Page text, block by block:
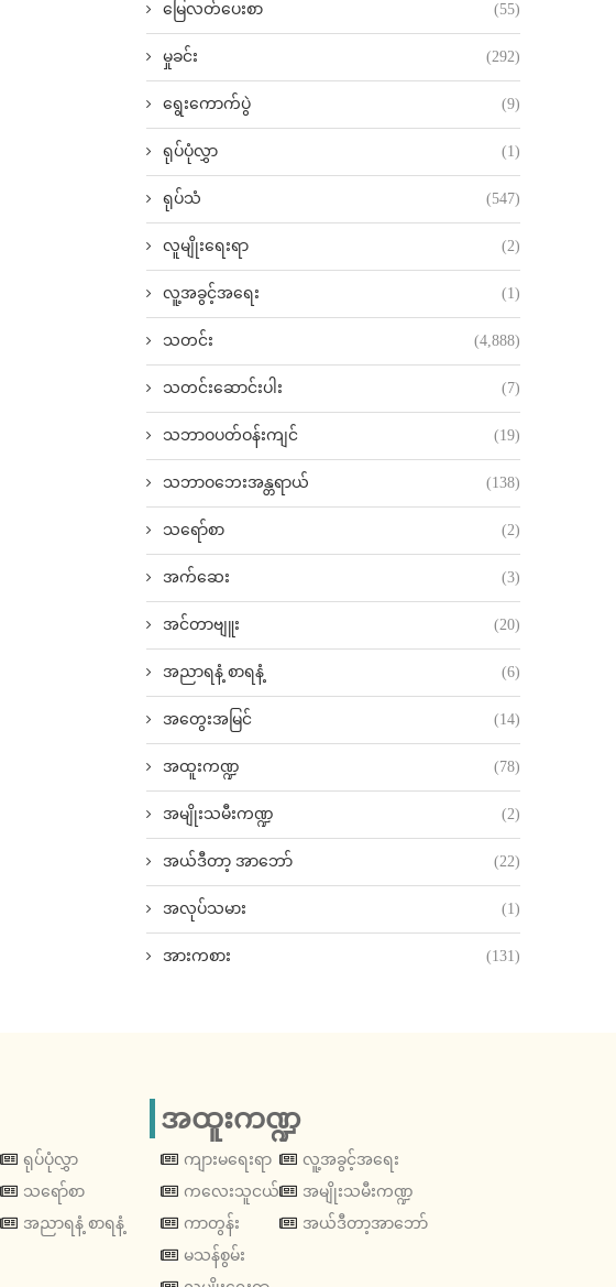
မြေလတ်ပေးစာ (55)
မှုခင်း (292)
ရွေးကောက်ပွဲ (9)
ရုပ်ပုံလွှာ (1)
ရုပ်သံ (547)
လူမျိုးရေးရာ (2)
လူ့အခွင့်အရေး (1)
သတင်း (4,888)
သတင်းဆောင်းပါး (7)
သဘာဝပတ်ဝန်းကျင် (19)
သဘာဝဘေးအန္တရာယ် (138)
သရော်စာ (2)
အက်ဆေး (3)
အင်တာဗျူး (20)
အညာရနံ့ စာရနံ့ (6)
အတွေးအမြင် (14)
အထူးကဏ္ဍ (78)
အမျိုးသမီးကဏ္ဍ (2)
အယ်ဒီတာ့ အာဘော် (22)
အလုပ်သမား (1)
အားကစား (131)
ရုပ်ပုံလွှာ
သရော်စာ
အညာရနံ့ စာရနံ့
အထူးကဏ္ဍ
ကျားမရေးရာ
ကလေးသူငယ်
ကာတွန်း
မသန်စွမ်း
လူ့အခွင့်အရေး
အမျိုးသမီးကဏ္ဍ
အယ်ဒီတာ့အာဘော်